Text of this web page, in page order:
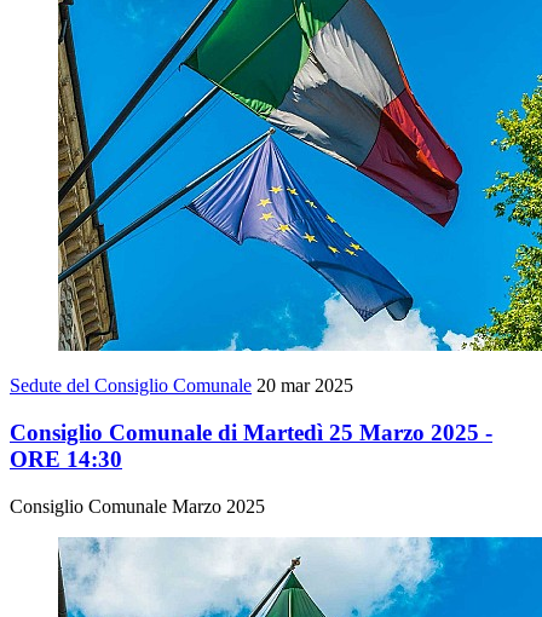
Sedute del Consiglio Comunale 20 mar 2025
Consiglio Comunale di Martedì 25 Marzo 2025 -
ORE 14:30
Consiglio Comunale Marzo 2025